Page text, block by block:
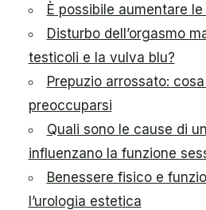
È possibile aumentare
Disturbo dell’orgasmo
testicoli e la vulva blu?
Prepuzio arrossato:
preoccuparsi
Quali sono le cause di
influenzano la funzione
Benessere fisico e
l’urologia estetica